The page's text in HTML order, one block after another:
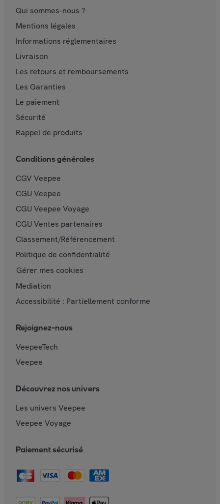
Qui sommes-nous ?
Mentions légales
Informations réglementaires
Livraison
Les retours et remboursements
Les Garanties
Le paiement
Sécurité
Rappel de produits
Conditions générales
CGV Veepee
CGU Veepee
CGU Veepee Voyage
CGU Ventes partenaires
Classement/Référencement
Politique de confidentialité
Gérer mes cookies
Mediation
Accessibilité : Partiellement conforme
Rejoignez-nous
VeepeeTech
Veepee
Découvrez nos univers
Les univers Veepee
Veepee Voyage
Paiement sécurisé